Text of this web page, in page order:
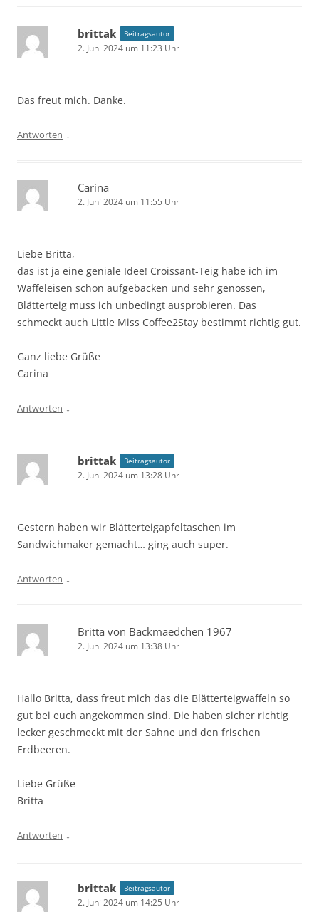
brittak Beitragsautor
2. Juni 2024 um 11:23 Uhr
Das freut mich. Danke.
Antworten ↓
Carina
2. Juni 2024 um 11:55 Uhr
Liebe Britta,
das ist ja eine geniale Idee! Croissant-Teig habe ich im
Waffeleisen schon aufgebacken und sehr genossen,
Blätterteig muss ich unbedingt ausprobieren. Das
schmeckt auch Little Miss Coffee2Stay bestimmt richtig gut.
Ganz liebe Grüße
Carina
Antworten ↓
brittak Beitragsautor
2. Juni 2024 um 13:28 Uhr
Gestern haben wir Blätterteigapfeltaschen im
Sandwichmaker gemacht… ging auch super.
Antworten ↓
Britta von Backmaedchen 1967
2. Juni 2024 um 13:38 Uhr
Hallo Britta, dass freut mich das die Blätterteigwaffeln so
gut bei euch angekommen sind. Die haben sicher richtig
lecker geschmeckt mit der Sahne und den frischen
Erdbeeren.
Liebe Grüße
Britta
Antworten ↓
brittak Beitragsautor
2. Juni 2024 um 14:25 Uhr